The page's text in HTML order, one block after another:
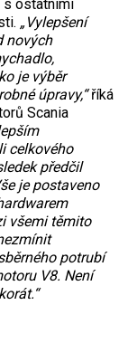
s ostatními
„Vylepšení
nových
je výběr
úpravy,“říká
Scania
celkového
předčil
je postaveno
všemi těmito
potrubí
V8. Není